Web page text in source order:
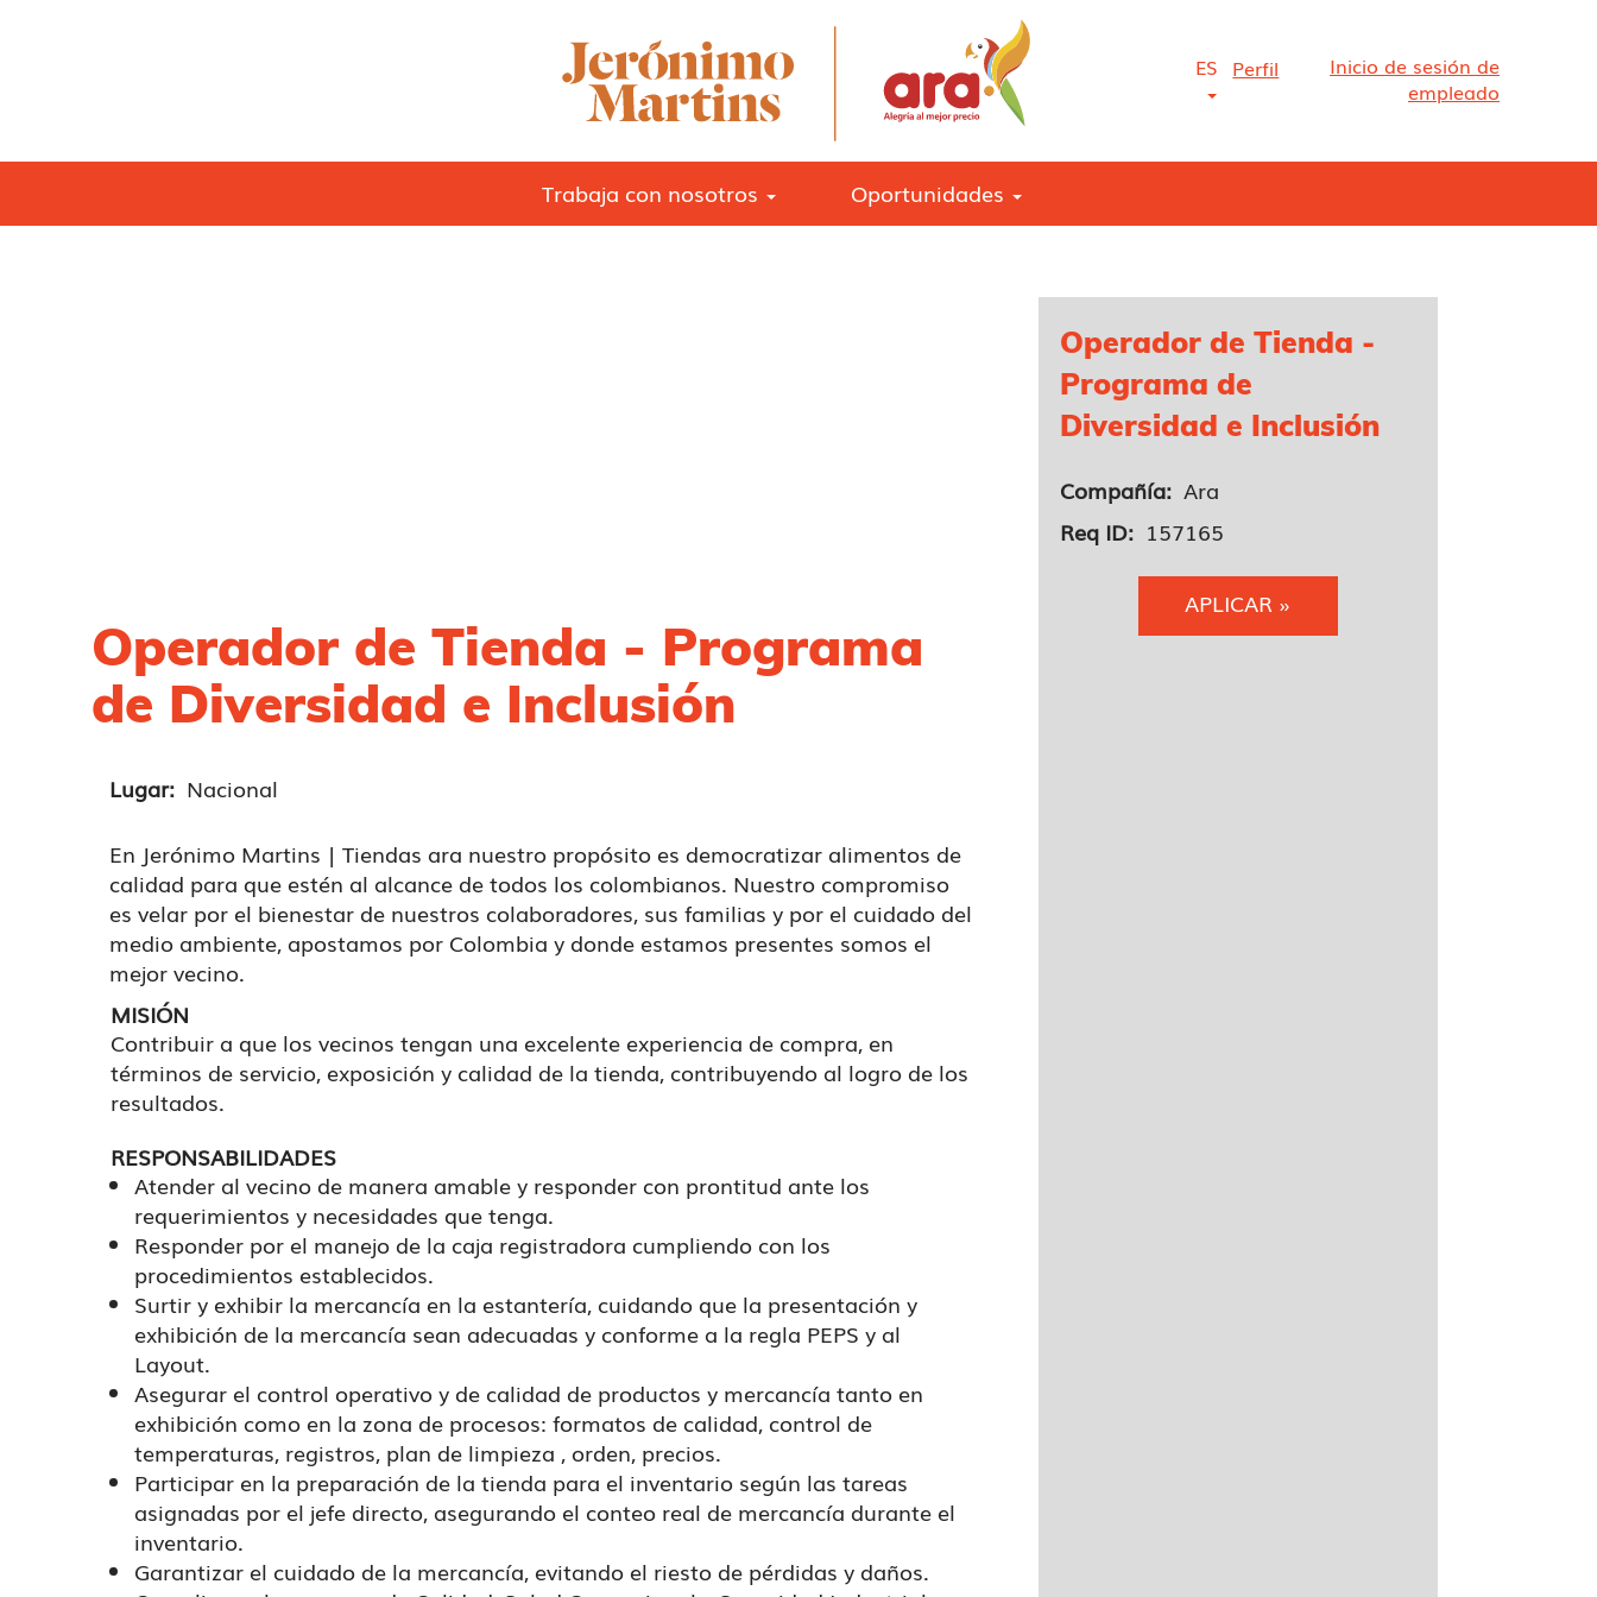
ES Perfil
Inicio de sesión de
empleado
Trabaja con nosotros Oportunidades
Operador de Tienda - Programa
de Diversidad e Inclusión
Lugar: Nacional
En Jerónimo Martins | Tiendas ara nuestro propósito es democratizar alimentos de
calidad para que estén al alcance de todos los colombianos. Nuestro compromiso
es velar por el bienestar de nuestros colaboradores, sus familias y por el cuidado del
medio ambiente, apostamos por Colombia y donde estamos presentes somos el
mejor vecino.
MISIÓN
Contribuir a que los vecinos tengan una excelente experiencia de compra, en
términos de servicio, exposición y calidad de la tienda, contribuyendo al logro de los
resultados.
RESPONSABILIDADES
Atender al vecino de manera amable y responder con prontitud ante los
requerimientos y necesidades que tenga.
Responder por el manejo de la caja registradora cumpliendo con los
procedimientos establecidos.
Surtir y exhibir la mercancía en la estantería, cuidando que la presentación y
exhibición de la mercancía sean adecuadas y conforme a la regla PEPS y al
Layout.
Asegurar el control operativo y de calidad de productos y mercancía tanto en
exhibición como en la zona de procesos: formatos de calidad, control de
temperaturas, registros, plan de limpieza , orden, precios.
Participar en la preparación de la tienda para el inventario según las tareas
asignadas por el jefe directo, asegurando el conteo real de mercancía durante el
inventario.
Garantizar el cuidado de la mercancía, evitando el riesto de pérdidas y daños.
Operador de Tienda -
Programa de
Diversidad e Inclusión
Compañía: Ara
Req ID: 157165
APLICAR »